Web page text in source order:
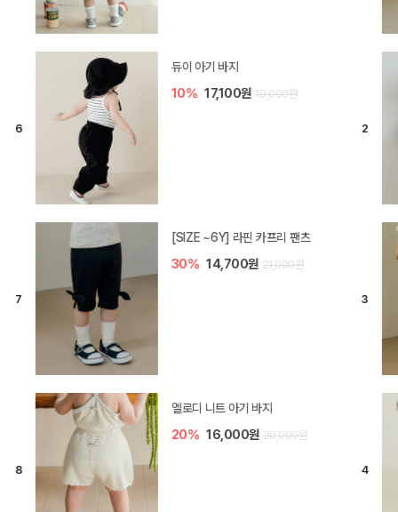
듀이 아기 바지
10% 17,100원 19,000원
[SIZE ~6Y] 라핀 카프리 팬츠
30% 14,700원 21,000원
엘로디 니트 아기 바지
20% 16,000원 20,000원